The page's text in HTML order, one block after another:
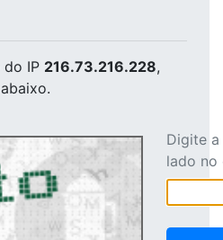
do IP 216.73.216.228,
Digite
lado no